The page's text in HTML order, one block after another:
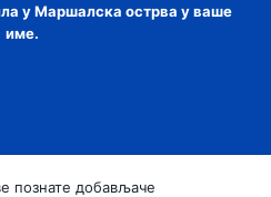
у Маршалска острва у ваше
име.
познате добављаче